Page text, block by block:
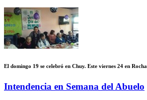
El domingo 19 se celebró en Chuy. Este viernes 24 en Rocha
Intendencia en Semana del Abuelo